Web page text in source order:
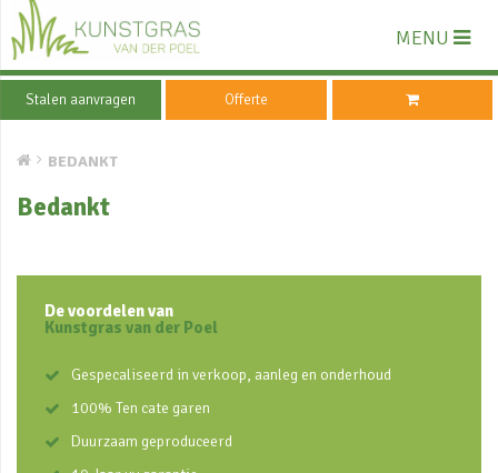
MENU
Stalen aanvragen Offerte
BEDANKT
Bedankt
De voordelen van
Kunstgras van der Poel
Gespecaliseerd in verkoop, aanleg en onderhoud
100% Ten cate garen
Duurzaam geproduceerd